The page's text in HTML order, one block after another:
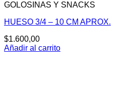
GOLOSINAS Y SNACKS
HUESO 3/4 – 10 CM APROX.
$1.600,00
Añadir al carrito